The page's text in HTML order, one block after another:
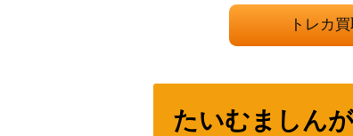
モンキー・D・ドラゴン（L/パラ
シャーロット・リンリン（SP）
トレカ
たいむましん